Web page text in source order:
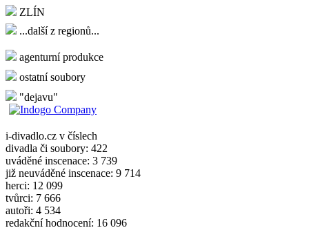
ZLÍN
...další z regionů...
agenturní produkce
ostatní soubory
"dejavu"
i-divadlo.cz v číslech
divadla či soubory: 422
uváděné inscenace: 3 739
již neuváděné inscenace: 9 714
herci: 12 099
tvůrci: 7 666
autoři: 4 534
redakční hodnocení: 16 096